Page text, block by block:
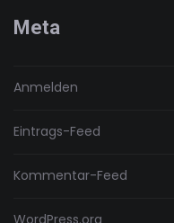
Meta
Anmelden
Eintrags-Feed
Kommentar-Feed
WordPress.org